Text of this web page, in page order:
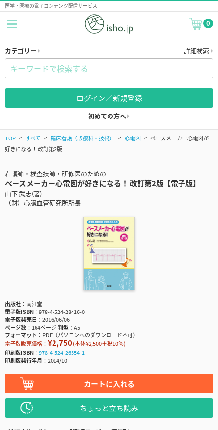
医学・医療の電子コンテンツ配信サービス
0
カテゴリー 詳細検索
ログイン／新規登録
初めての方へ
TOP すべて 臨床看護（診療科・技術） 心電図
ペースメーカー心電図が
好きになる！ 改訂第2版
看護師・検査技師・研修医のための
ペースメーカー心電図が好きになる！ 改訂第2版【電子版】
山下 武志(著)
（財）心臓血管研究所所長
出版社
南江堂
電子版ISBN
978-4-524-28416-0
電子版発売日
2016/06/06
ページ数
164ページ判型
A5
フォーマット
PDF（パソコンへのダウンロード不可）
電子版販売価格： ¥2,750(本体¥2,500＋税10％)
印刷版ISBN
978-4-524-26554-1
印刷版発行年月
2014/10
カートに入れる
ちょっと立ち読み